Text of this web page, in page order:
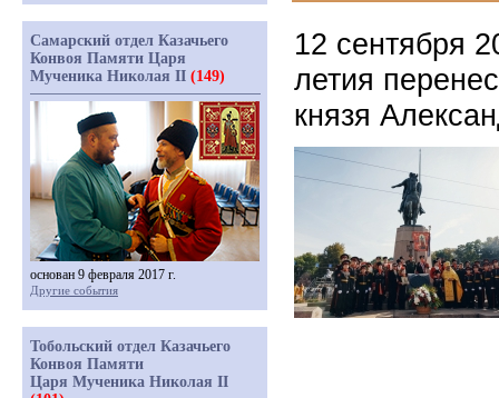
12 сентября
летия
князя
Самарский отдел Казачьего
Конвоя Памяти Царя
Мученика Николая II (149)
основан 9 февраля 2017 г.
Другие события
Тобольский отдел Казачьего
Конвоя Памяти
Царя Мученика Николая II